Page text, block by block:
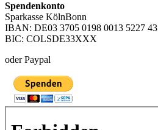
Spendenkonto
Sparkasse KölnBonn
IBAN: DE03 3705 0198 0013 5227 43
BIC: COLSDE33XXX
oder Paypal